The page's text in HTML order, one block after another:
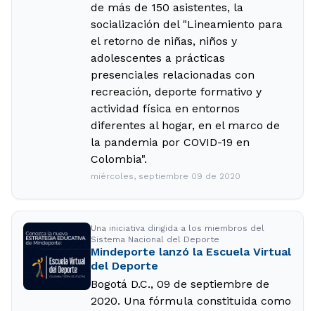
de más de 150 asistentes, la
socialización del "Lineamiento para
el retorno de niñas, niños y
adolescentes a prácticas
presenciales relacionadas con
recreación, deporte formativo y
actividad física en entornos
diferentes al hogar, en el marco de
la pandemia por COVID-19 en
Colombia".
miércoles, septiembre 09 de 2020
Una iniciativa dirigida a los miembros del
Sistema Nacional del Deporte
Mindeporte lanzó la Escuela Virtual
del Deporte
Bogotá D.C., 09 de septiembre de
2020. Una fórmula constituida como